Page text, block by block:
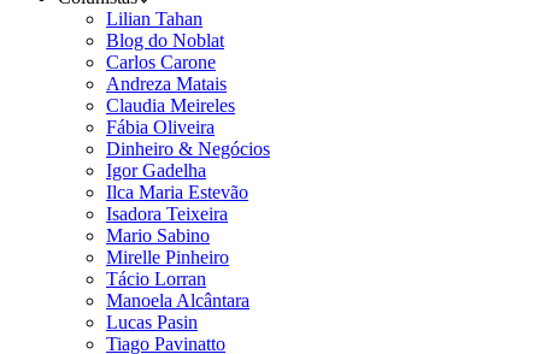
Lilian Tahan
Blog do Noblat
Carlos Carone
Andreza Matais
Claudia Meireles
Fábia Oliveira
Dinheiro & Negócios
Igor Gadelha
Ilca Maria Estevão
Isadora Teixeira
Mario Sabino
Mirelle Pinheiro
Tácio Lorran
Manoela Alcântara
Lucas Pasin
Tiago Pavinatto